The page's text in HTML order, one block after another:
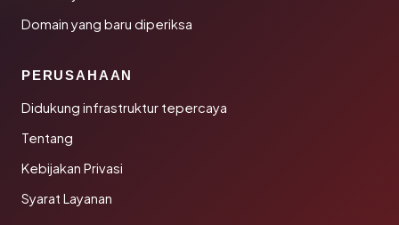
Domain yang baru diperiksa
PERUSAHAAN
Didukung infrastruktur tepercaya
Tentang
Kebijakan Privasi
Syarat Layanan